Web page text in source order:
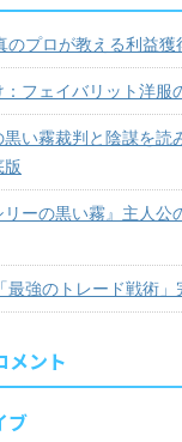
のプロが教える利益獲
フェイバリット洋服
黒い霧裁判と陰謀を読
版
ーの黒い霧』主人公
最強のトレード戦術」
メント
ブ